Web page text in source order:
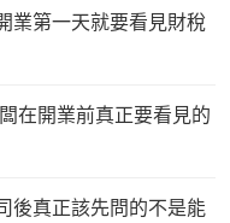
業第一天就要看見財稅
在開業前真正要看見的
後真正該先問的不是能